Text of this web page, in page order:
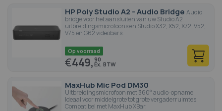
HP Poly Studio A2 - Audio Bridge Audio
bridge voor het aansluiten van uw Studio A2
uitbreidingsmicrofoons en Studio X32, X52, X72, V52,
V75 en G62 videobars.
Op voorraad
€449, 90
MaxHub Mic Pod DM30
Uitbreidingsmicrofoon met 360° audio-opname.
Ideaal voor middelgrote tot grote vergaderruimtes.
Compatibel met MaxHub XBar.